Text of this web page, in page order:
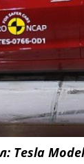
Tesla